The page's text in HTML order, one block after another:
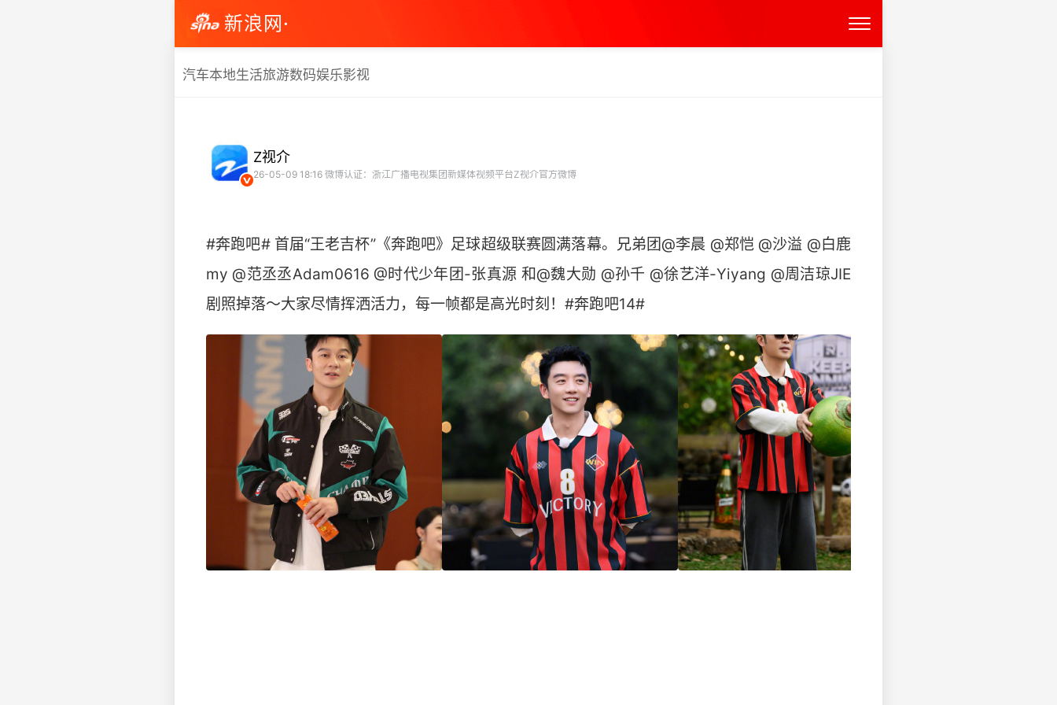
新浪网·
汽车本地生活旅游数码娱乐影视
Z视介
26-05-09 18:16 微博认证：浙江广播电视集团新媒体视频平台Z视介官方微博
#奔跑吧# 首届“王老吉杯”《奔跑吧》足球超级联赛圆满落幕。兄弟团@李晨 @郑恺 @沙溢 @白鹿
my @范丞丞Adam0616 @时代少年团-张真源 和@魏大勋 @孙千 @徐艺洋-Yiyang @周洁琼JIE
剧照掉落～大家尽情挥洒活力，每一帧都是高光时刻！#奔跑吧14# ​​​